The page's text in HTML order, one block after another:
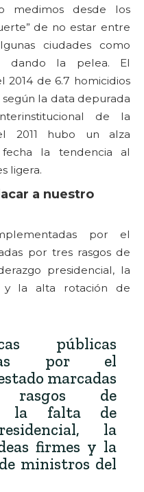
medimos desde los
de no estar entre
ciudades como
dando la pelea. El
de 6.7 homicidios
la data depurada
de la
2011 hubo un alza
la tendencia al
ligera.
a nuestro
por el
por tres rasgos de
presidencial, la
y la alta rotación de
públicas
por el
marcadas
de
la falta de
la
firmes y la
ministros del